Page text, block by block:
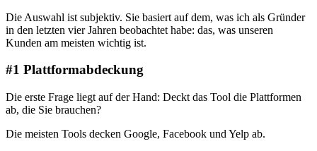
Die Auswahl ist subjektiv. Sie basiert auf dem, was ich als Gründer
in den letzten vier Jahren beobachtet habe: das, was unseren
Kunden am meisten wichtig ist.
#1 Plattformabdeckung
Die erste Frage liegt auf der Hand: Deckt das Tool die Plattformen
ab, die Sie brauchen?
Die meisten Tools decken Google, Facebook und Yelp ab.